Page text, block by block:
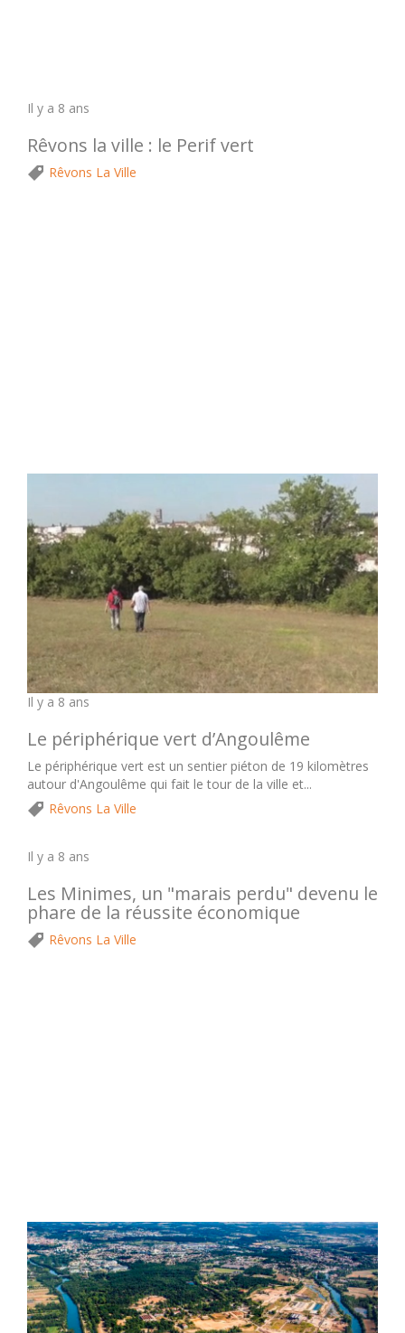
Il y a 8 ans
Rêvons la ville : le Perif vert
Rêvons La Ville
Il y a 8 ans
Le périphérique vert d’Angoulême
Le périphérique vert est un sentier piéton de 19 kilomètres
autour d'Angoulême qui fait le tour de la ville et...
Rêvons La Ville
Il y a 8 ans
Les Minimes, un "marais perdu" devenu le
phare de la réussite économique
Rêvons La Ville